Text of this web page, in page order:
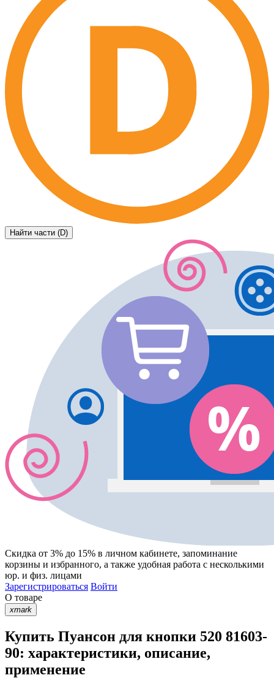
Найти части (D)
Скидка от 3% до 15% в личном кабинете, запоминание
корзины и избранного, а также удобная работа с несколькими
юр. и физ. лицами
Зарегистрироваться Войти
О товаре
xmark
Купить Пуансон для кнопки 520 81603-
90: характеристики, описание,
применение